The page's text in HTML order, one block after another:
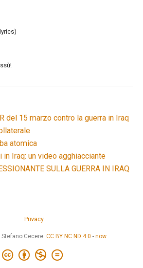
del 15 marzo contro la guerra in Iraq
atomica
in Iraq: un video agghiacciante
SULLA GUERRA IN IRAQ
Privacy
Cecere. CC BY NC ND 4.0 - now